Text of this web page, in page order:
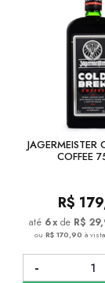
JAGERMEISTER
COFFEE
R$
6x de R$
ou R$ 170,90 à